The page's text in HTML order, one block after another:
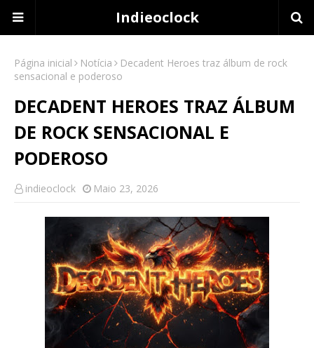
Indieoclock
Página inicial Notícia
Decadent Heroes traz álbum de rock
sensacional e poderoso
DECADENT HEROES TRAZ ÁLBUM
DE ROCK SENSACIONAL E
PODEROSO
indieoclock Maio 23, 2026